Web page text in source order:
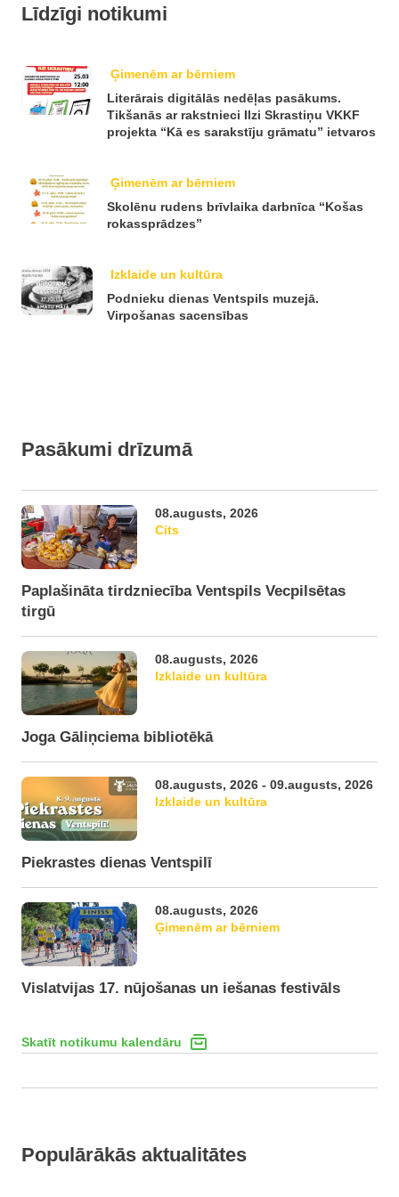
Līdzīgi notikumi
Ģimenēm ar bērniem
Literārais digitālās nedēļas pasākums.
Tikšanās ar rakstnieci Ilzi Skrastiņu VKKF
projekta “Kā es sarakstīju grāmatu” ietvaros
Ģimenēm ar bērniem
Skolēnu rudens brīvlaika darbnīca “Košas
rokassprādzes”
Izklaide un kultūra
Podnieku dienas Ventspils muzejā.
Virpošanas sacensības
Pasākumi drīzumā
08.augusts, 2026
Cits
Paplašināta tirdzniecība Ventspils Vecpilsētas
tirgū
08.augusts, 2026
Izklaide un kultūra
Joga Gāliņciema bibliotēkā
08.augusts, 2026 - 09.augusts, 2026
Izklaide un kultūra
Piekrastes dienas Ventspilī
08.augusts, 2026
Ģimenēm ar bērniem
Vislatvijas 17. nūjošanas un iešanas festivāls
Skatīt notikumu kalendāru
Populārākās aktualitātes